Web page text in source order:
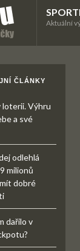
Aktuální
ČLÁNKY
loterii. Výhru
a své
odlehlá
milionů
dobré
dařilo v